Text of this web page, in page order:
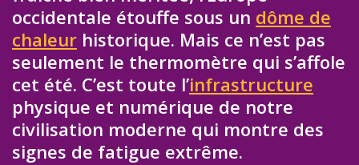
occidentale étouffe sous un dôme de
chaleur historique. Mais ce n’est pas
seulement le thermomètre qui s’affole
cet été. C’est toute l’infrastructure
physique et numérique de notre
civilisation moderne qui montre des
signes de fatigue extrême.